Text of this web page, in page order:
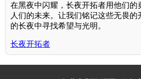
在黑夜中闪耀，长夜开拓者用他们的
人们的未来。让我们铭记这些无畏的
的长夜中寻找希望与光明。
长夜开拓者